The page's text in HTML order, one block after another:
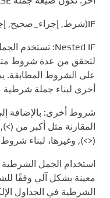
IF(شرط, إجراء_صحيح, إجراء_بديل)
لتحقق من عدة شروط
أخرى لبناء جملة شرطية
شروط أخرى: بالإضافة
المقارنة مثل أكبر من
(<>), وغيرها، لبناء
استخدام الجمل
معينة بشكل آلي وفقًا
الشرطية في الجداول